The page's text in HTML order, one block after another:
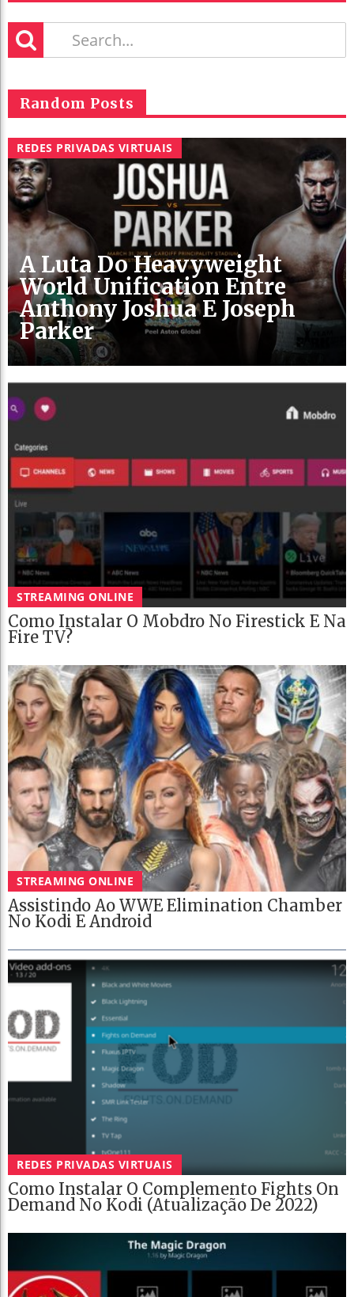
Random Posts
REDES PRIVADAS VIRTUAIS
A Luta Do Heavyweight
World Unification Entre
Anthony Joshua E Joseph
Parker
STREAMING ONLINE
Como Instalar O Mobdro No Firestick E Na
Fire TV?
STREAMING ONLINE
Assistindo Ao WWE Elimination Chamber
No Kodi E Android
REDES PRIVADAS VIRTUAIS
Como Instalar O Complemento Fights On
Demand No Kodi (Atualização De 2022)